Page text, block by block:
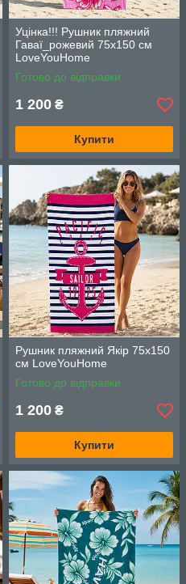
Уцінка!!! Рушник пляжний
Гаваї_рожевий 75х150 см
LoveYouHome
Готово до відправки
1 200 ₴
Купити
Рушник пляжний Якір 75х150
см LoveYouHome
Готово до відправки
1 200 ₴
Купити